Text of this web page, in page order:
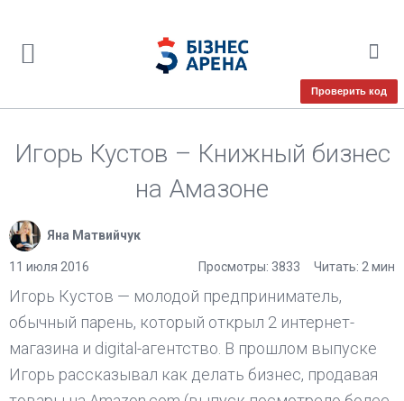
Проверить код
Игорь Кустов – Книжный бизнес
на Амазоне
Яна Матвийчук
11 июля 2016 Читать: 2 мин
Просмотры: 3833
Игорь Кустов — молодой предприниматель,
обычный парень, который открыл 2 интернет-
магазина и digital-агентство. В прошлом выпуске
Игорь рассказывал как делать бизнес, продавая